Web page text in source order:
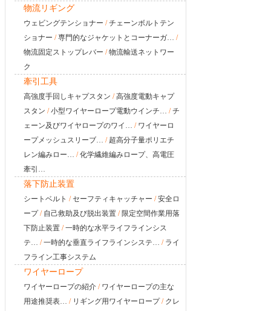
物流リギング
ウェビングテンショナー /チェーンボルトテン
ショナー /専門的なジャケットとコーナーガ… /
物流固定ストップレバー /物流輸送ネットワー
ク
牽引工具
高強度手回しキャプスタン /高強度電動キャプ
スタン /小型ワイヤーロープ電動ウインチ… /チ
ェーン及びワイヤロープのワイ… / ワイヤーロ
ープメッシュスリーブ… / 超高分子量ポリエチ
レン編みロー… /化学繊維編みロープ、高電圧
牽引…
落下防止装置
シートベルト /セーフティキャッチャー /安全ロ
ープ/ 自己救助及び脱出装置 / 限定空間作業用落
下防止装置 /一時的な水平ライフラインシス
テ… /一時的な垂直ライフラインシステ… / ライ
フライン工事システム
ワイヤーロープ
ワイヤーロープの紹介 / ワイヤーロープの主な
用途推奨表… / リギング用ワイヤーロープ/ クレ